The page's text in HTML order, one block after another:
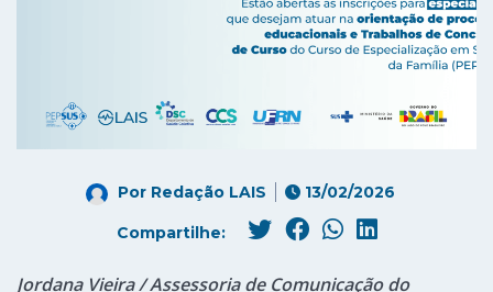
Por Redação LAIS 13/02/2026
Compartilhe:
Jordana Vieira / Assessoria de Comunicação do